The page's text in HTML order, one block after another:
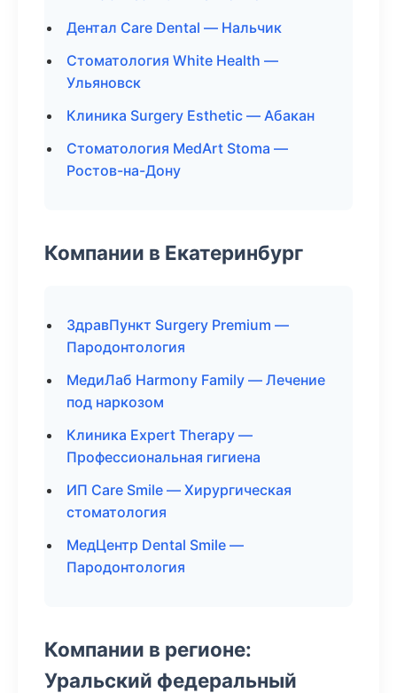
Дентал Care Dental — Нальчик
Стоматология White Health —
Ульяновск
Клиника Surgery Esthetic — Абакан
Стоматология MedArt Stoma —
Ростов-на-Дону
Компании в Екатеринбург
ЗдравПункт Surgery Premium —
Пародонтология
МедиЛаб Harmony Family — Лечение
под наркозом
Клиника Expert Therapy —
Профессиональная гигиена
ИП Care Smile — Хирургическая
стоматология
МедЦентр Dental Smile —
Пародонтология
Компании в регионе:
Уральский федеральный